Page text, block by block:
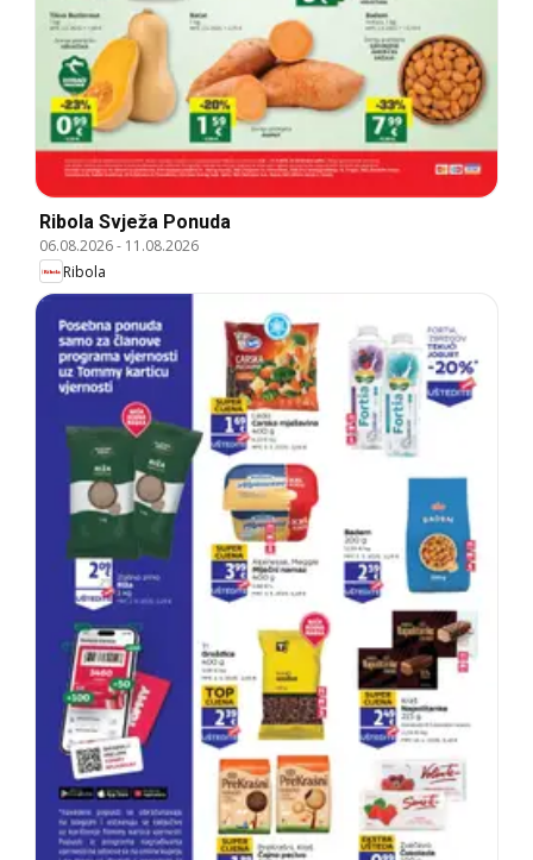
Ribola Svježa Ponuda
06.08.2026- 11.08.2026
Ribola